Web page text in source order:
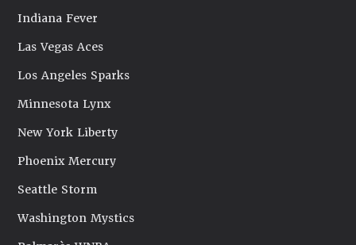
Indiana Fever
Las Vegas Aces
Los Angeles Sparks
Minnesota Lynx
New York Liberty
Phoenix Mercury
Seattle Storm
Washington Mystics